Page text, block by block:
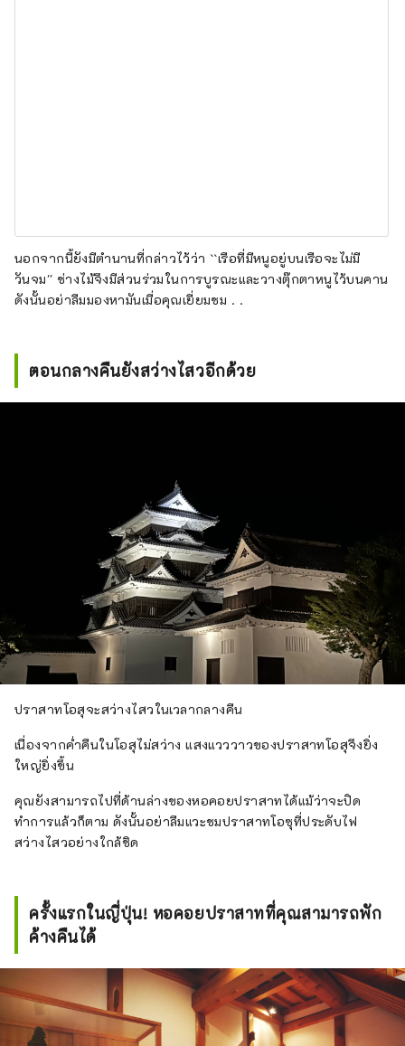
นอกจากนี้ยังมีตำนานที่กล่าวไว้ว่า ``เรือที่มีหนูอยู่บนเรือจะไม่มี
วันจม'' ช่างไม้จึงมีส่วนร่วมในการบูรณะและวางตุ๊กตาหนูไว้บนคาน
ดังนั้นอย่าลืมมองหามันเมื่อคุณเยี่ยมชม . .
ตอนกลางคืนยังสว่างไสวอีกด้วย
ปราสาทโอสุจะสว่างไสวในเวลากลางคืน
เนื่องจากค่ำคืนในโอสุไม่สว่าง แสงแวววาวของปราสาทโอสุจึงยิ่ง
ใหญ่ยิ่งขึ้น
คุณยังสามารถไปที่ด้านล่างของหอคอยปราสาทได้แม้ว่าจะปิด
ทำการแล้วก็ตาม ดังนั้นอย่าลืมแวะชมปราสาทโอซุที่ประดับไฟ
สว่างไสวอย่างใกล้ชิด
ครั้งแรกในญี่ปุ่น! หอคอยปราสาทที่คุณสามารถพัก
ค้างคืนได้